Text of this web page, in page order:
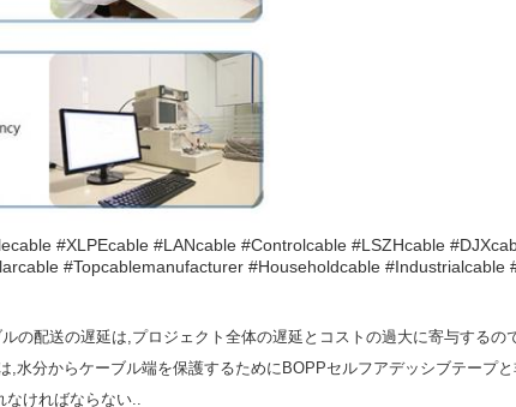
#XLPEcable #LANcable #Controlcable #LSZHcable
#Topcablemanufacturer #Householdcable #Industrialcable
の配送の遅延は,プロジェクト全体の遅延とコストの過大に寄与するの
水分からケーブル端を保護するためにBOPPセルフアデッシブテープ
なければならない..